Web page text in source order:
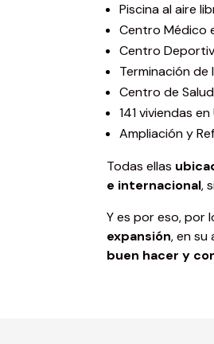
Piscina al aire
Centro Médico
Centro
Terminación de
Centro de
141 viviendas
Ampliación y
Todas ellas
e internacional,
Y es por eso, por
expansión, en su
buen hacer y